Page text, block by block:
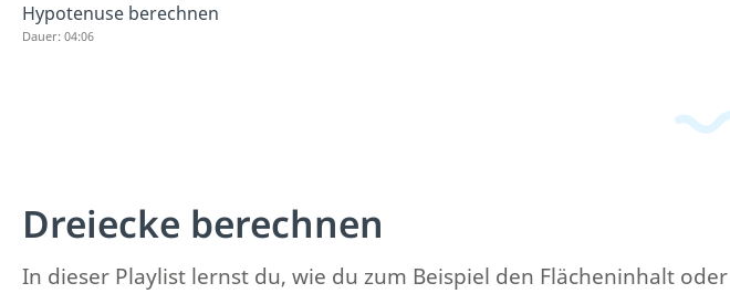
Hypotenuse berechnen
Dauer: 04:06
Dreiecke berechnen
In dieser Playlist lernst du, wie du zum Beispiel den Flächeninhalt